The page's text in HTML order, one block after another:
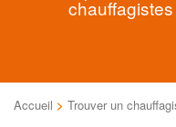
Accueil > Trouver un